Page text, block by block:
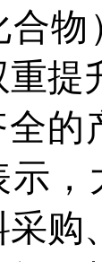
合物
提
全的
示，
采购